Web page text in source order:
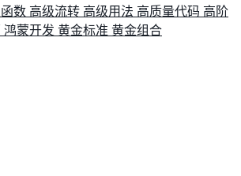
数 高级流转 高级用法 高质量代码 高阶
鸿蒙开发 黄金标准 黄金组合